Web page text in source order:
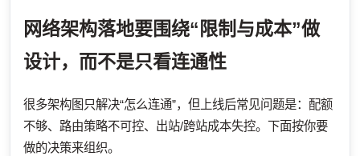
网络架构落地要围绕“限制与成本”做
设计，而不是只看连通性
很多架构图只解决“怎么连通”，但上线后常见问题是：配额
不够、路由策略不可控、出站/跨站成本失控。下面按你要
做的决策来组织。